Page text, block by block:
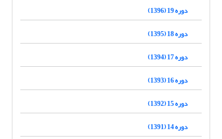
دوره 19 (1396)
دوره 18 (1395)
دوره 17 (1394)
دوره 16 (1393)
دوره 15 (1392)
دوره 14 (1391)